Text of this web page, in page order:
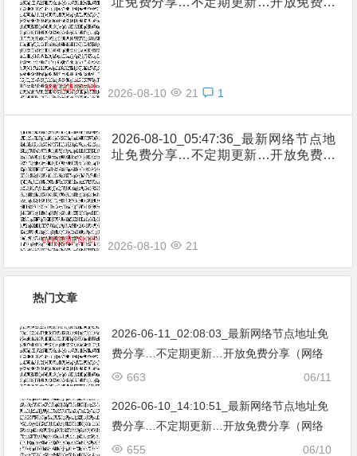
2026-08-10 21 1
2026-08-10_05:47:36_最新网络节点地
址免费分享…不定期更新…开放免费分
2026-08-10 21
热门文章
2026-06-11_02:08:03_最新网络节点地址免
费分享…不定期更新…开放免费分享（网络
免费节点香港|日本|韩国|新加坡|台湾|马来西
06/11
663
2026-06-10_14:10:51_最新网络节点地址免
费分享…不定期更新…开放免费分享（网络
免费节点香港|日本|韩国|新加坡|台湾|马来西
06/10
655